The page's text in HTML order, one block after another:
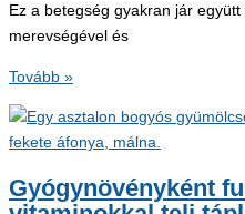
Ez a betegség gyakran jár
merevségével és
Gyógynövények
az
ízületi
gyulladás
csillapítására
Tovább »
Gyógynövényként